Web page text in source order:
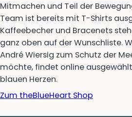
Mitmachen und Teil der
Team ist bereits mit T-Shirts
Kaffeebecher und Bracenets
ganz oben auf der Wunschliste.
André Wiersig zum Schutz der
möchte, findet online
blauen Herzen.
Zum theBlueHeart Shop